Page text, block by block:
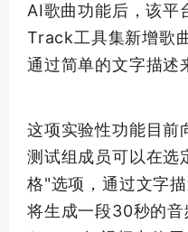
AI歌曲功能后，该平
Track工具集新增歌
通过简单的文字描述
这项实验性功能目前
测试组成员可以在选
格"选项，通过文字
将生成一段30秒的